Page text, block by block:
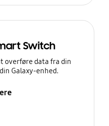
Switch
overføre data fra din
Galaxy-enhed.